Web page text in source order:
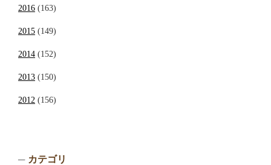
2016 (163)
2015 (149)
2014 (152)
2013 (150)
2012 (156)
カテゴリ